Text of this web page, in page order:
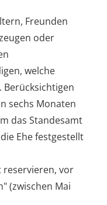
Freunden
oder
welche
sechs Monaten
das Standesamt
Ehe festgestellt
reservieren, vor
(zwischen Mai